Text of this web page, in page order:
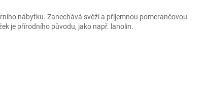
nábytku. Zanechává svěží a příjemnou pomerančovou
je přírodního původu, jako např. lanolin.